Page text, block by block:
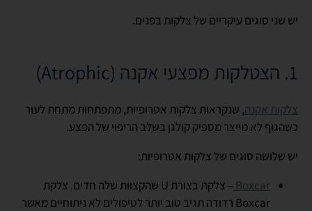
יש שני סוגים עיקריים של צלקות בפנים.
1. הצטלקות מפצעי אקנה ( Atrophic
)
צלקות אקנה, שנקראות צלקות אטרופיות, מתפתחות מתחת לעור
כשהגוף לא מייצר מספיק קולגן בשלב הריפוי של הפצע.
יש שלושה סוגים של צלקות אטרופיות:
Boxcar – צלקת בצורתU שהקצוות שלה חדים. צלקת
Boxcar רדודה תגיב טוב יותר לטיפולים לא ניתוחיים מאשר